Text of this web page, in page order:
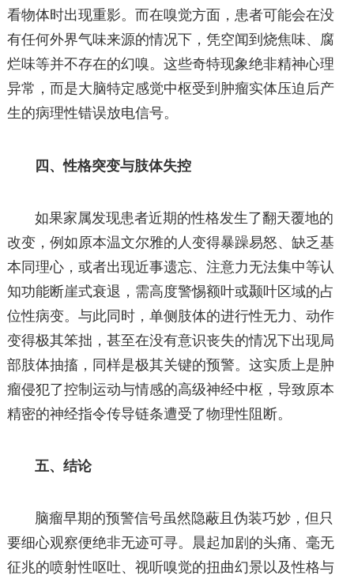
看物体时出现重影。而在嗅觉方面，患者可能会在没
有任何外界气味来源的情况下，凭空闻到烧焦味、腐
烂味等并不存在的幻嗅。这些奇特现象绝非精神心理
异常，而是大脑特定感觉中枢受到肿瘤实体压迫后产
生的病理性错误放电信号。
四、性格突变与肢体失控
如果家属发现患者近期的性格发生了翻天覆地的
改变，例如原本温文尔雅的人变得暴躁易怒、缺乏基
本同理心，或者出现近事遗忘、注意力无法集中等认
知功能断崖式衰退，需高度警惕额叶或颞叶区域的占
位性病变。与此同时，单侧肢体的进行性无力、动作
变得极其笨拙，甚至在没有意识丧失的情况下出现局
部肢体抽搐，同样是极其关键的预警。这实质上是肿
瘤侵犯了控制运动与情感的高级神经中枢，导致原本
精密的神经指令传导链条遭受了物理性阻断。
五、结论
脑瘤早期的预警信号虽然隐蔽且伪装巧妙，但只
要细心观察便绝非无迹可寻。晨起加剧的头痛、毫无
征兆的喷射性呕吐、视听嗅觉的扭曲幻景以及性格与